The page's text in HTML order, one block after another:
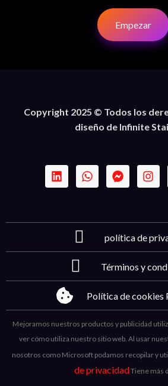
Empezar
Copyright 2025 © Todos los
diseño de Infinite
política de
Términos y
Política de cookies
Mejoramos nuestros productos y publicidad
ver cómo utiliza nuestro sitio web. Al usar
nosotros como Microsoft podamos recopilar y
de privacidadTiene más